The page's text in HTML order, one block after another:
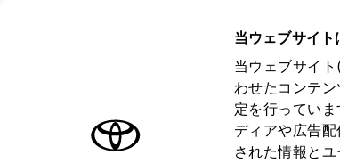
当ウェブサイ
当ウェブサイト(
わせたコンテ
定を行ってい
ディアや広告
された情報と
オーナーサポート トピックス
トヨタ認定中古車